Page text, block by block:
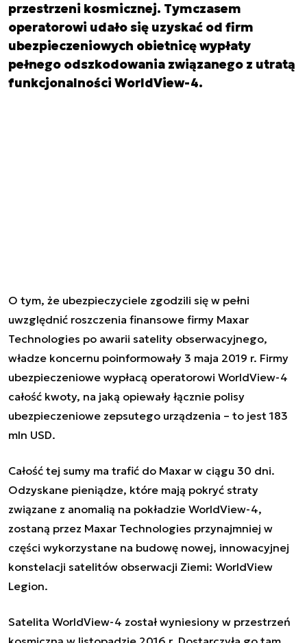
przestrzeni kosmicznej. Tymczasem
operatorowi udało się uzyskać od firm
ubezpieczeniowych obietnicę wypłaty
pełnego odszkodowania związanego z utratą
funkcjonalności WorldView-4.
O tym, że ubezpieczyciele zgodzili się w pełni
uwzględnić roszczenia finansowe firmy Maxar
Technologies po awarii satelity obserwacyjnego,
władze koncernu poinformowały 3 maja 2019 r. Firmy
ubezpieczeniowe wypłacą operatorowi WorldView-4
całość kwoty, na jaką opiewały łącznie polisy
ubezpieczeniowe zepsutego urządzenia – to jest 183
mln USD.
Całość tej sumy ma trafić do Maxar w ciągu 30 dni.
Odzyskane pieniądze, które mają pokryć straty
związane z anomalią na pokładzie WorldView-4,
zostaną przez Maxar Technologies przynajmniej w
części wykorzystane na budowę nowej, innowacyjnej
konstelacji satelitów obserwacji Ziemi: WorldView
Legion.
Satelita WorldView-4 został wyniesiony w przestrzeń